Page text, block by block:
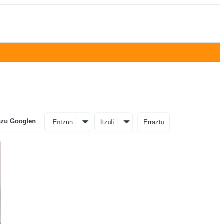
Googlen Entzun Itzuli Erraztu